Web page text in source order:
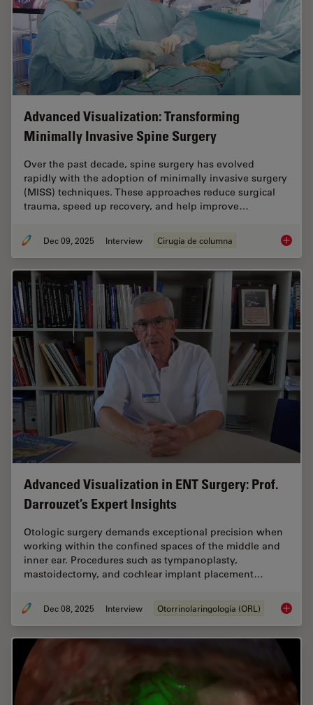
Advanced Visualization: Transforming
Minimally Invasive Spine Surgery
Over the past decade, spine surgery has evolved
rapidly with the adoption of minimally invasive surgery
(MISS) techniques. These approaches reduce surgical
trauma, speed up recovery, and help improve…
Dec 09, 2025 Interview Cirugía de columna
Advanced Visualization in ENT Surgery: Prof.
Darrouzet’s Expert Insights
Otologic surgery demands exceptional precision when
working within the confined spaces of the middle and
inner ear. Procedures such as tympanoplasty,
mastoidectomy, and cochlear implant placement…
Dec 08, 2025 Interview Otorrinolaringología (ORL)